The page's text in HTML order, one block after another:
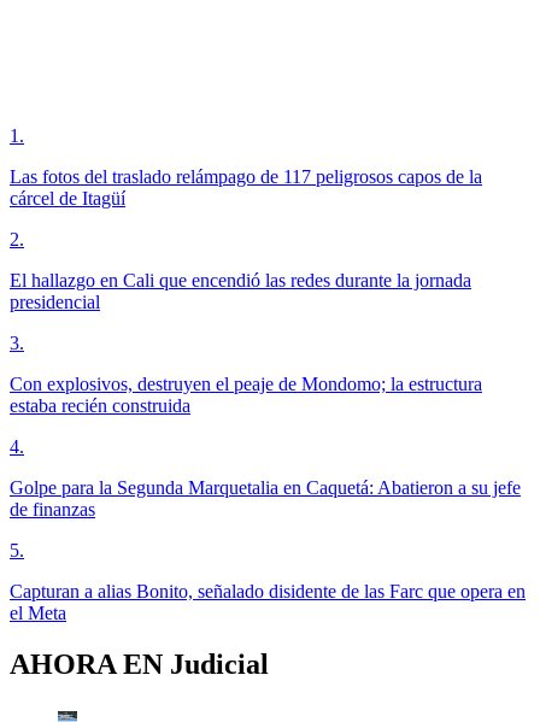
1 .
Las fotos del traslado relámpago de 117 peligrosos capos de la
cárcel de Itagüí
2.
El hallazgo en Cali que encendió las redes durante la jornada
presidencial
3.
Con explosivos, destruyen el peaje de Mondomo; la estructura
estaba recién construida
4.
Golpe para la Segunda Marquetalia en Caquetá: Abatieron a su jefe
de finanzas
5.
Capturan a alias Bonito, señalado disidente de las Farc que opera en
el Meta
AHORA EN Judicial